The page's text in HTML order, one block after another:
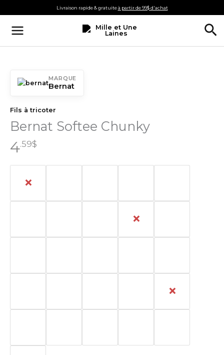
au
contenu
Livraison rapide & gratuiteà partir de 99$ d'achat
MARQUE
Bernat
Fils à tricoter
Bernat Softee Chunky
4.59$